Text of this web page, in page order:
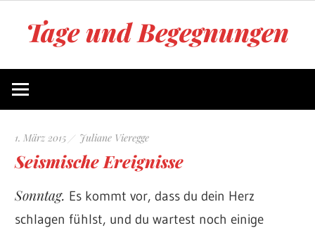
Tage und Begegnungen
von
1. März 2015 Juliane Vieregge
Seismische Ereignisse
Sonntag. Es kommt vor, dass du dein Herz
schlagen fühlst, und du wartest noch einige